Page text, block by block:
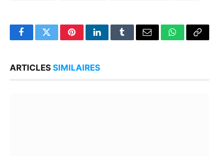
FacebookTwitterPinterestLinkedInTumblrEmail WhatsApp
Copy
ARTICLES SIMILAIRES